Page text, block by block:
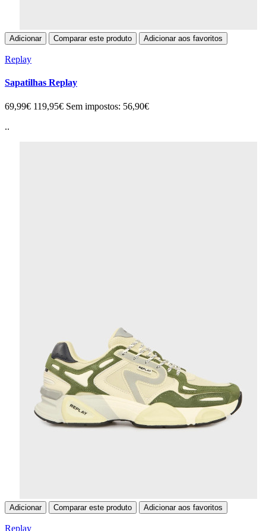
Adicionar Comparar este produto Adicionar aos favoritos
Replay
Sapatilhas Replay
69,99€ 119,95€ Sem impostos: 56,90€
..
Adicionar Comparar este produto Adicionar aos favoritos
Replay